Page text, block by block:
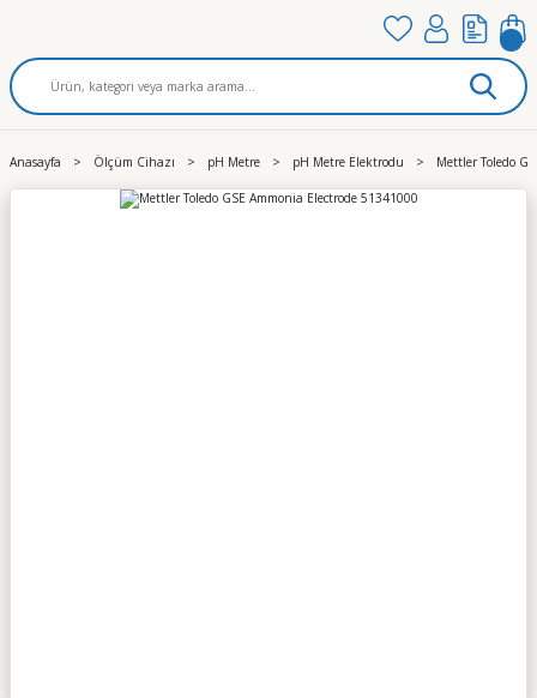
Anasayfa Ölçüm Cihazı pH Metre pH Metre Elektrodu Mettler Toledo